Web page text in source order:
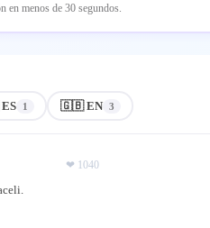
en menos de 30 segundos.
1 🇬🇧 EN 3
❤ 1040